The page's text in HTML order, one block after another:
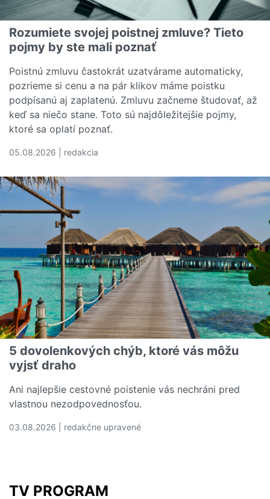
Rozumiete svojej poistnej zmluve? Tieto
pojmy by ste mali poznať
Poistnú zmluvu častokrát uzatvárame automaticky,
pozrieme si cenu a na pár klikov máme poistku
podpísanú aj zaplatenú. Zmluvu začneme študovať, až
keď sa niečo stane. Toto sú najdôležitejšie pojmy,
ktoré sa oplatí poznať.
05.08.2026 | redakcia
5 dovolenkových chýb, ktoré vás môžu
vyjsť draho
Ani najlepšie cestovné poistenie vás nechráni pred
vlastnou nezodpovednosťou.
03.08.2026 | redakčne upravené
TV PROGRAM